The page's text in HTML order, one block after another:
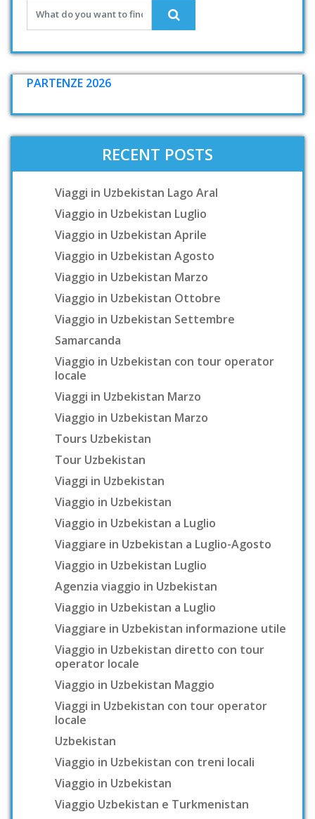
PARTENZE 2026
RECENT POSTS
Viaggi in Uzbekistan Lago Aral
Viaggio in Uzbekistan Luglio
Viaggio in Uzbekistan Aprile
Viaggio in Uzbekistan Agosto
Viaggio in Uzbekistan Marzo
Viaggio in Uzbekistan Ottobre
Viaggio in Uzbekistan Settembre
Samarcanda
Viaggio in Uzbekistan con tour operator
locale
Viaggi in Uzbekistan Marzo
Viaggio in Uzbekistan Marzo
Tours Uzbekistan
Tour Uzbekistan
Viaggi in Uzbekistan
Viaggio in Uzbekistan
Viaggio in Uzbekistan a Luglio
Viaggiare in Uzbekistan a Luglio-Agosto
Viaggio in Uzbekistan Luglio
Agenzia viaggio in Uzbekistan
Viaggio in Uzbekistan a Luglio
Viaggiare in Uzbekistan informazione utile
Viaggio in Uzbekistan diretto con tour
operator locale
Viaggio in Uzbekistan Maggio
Viaggi in Uzbekistan con tour operator
locale
Uzbekistan
Viaggio in Uzbekistan con treni locali
Viaggio in Uzbekistan
Viaggio Uzbekistan e Turkmenistan